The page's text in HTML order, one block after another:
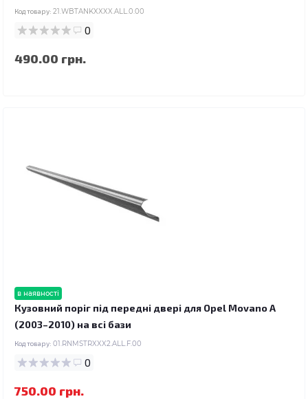
Код товару: 21.WBTANKXXXX.ALL.0.00
0
490.00 грн.
в наявності
Кузовний поріг під передні двері для Opel Movano A
(2003–2010) на всі бази
Код товару: 01.RNMSTRXXX2.ALL.F.00
0
750.00 грн.